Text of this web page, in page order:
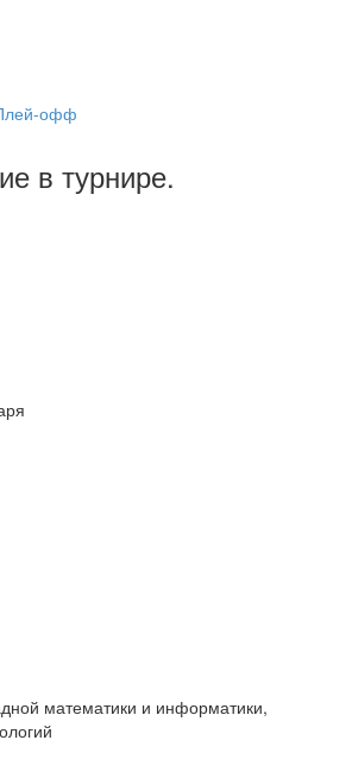
офф
в турнире.
математики и информатики,